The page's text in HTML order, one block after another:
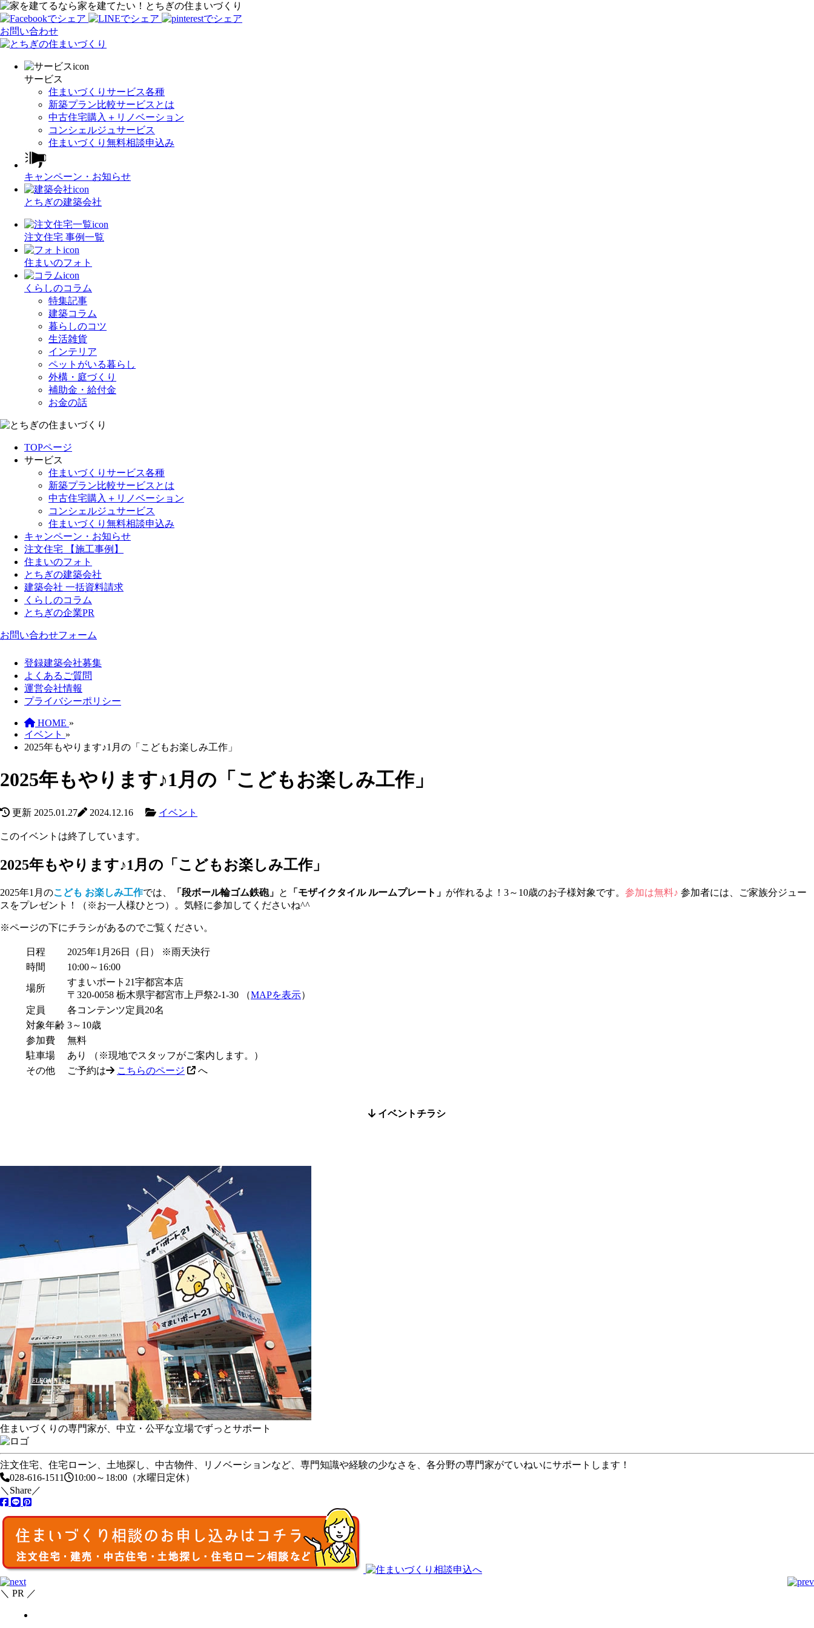
家を建てたい！とちぎの住まいづくり
お問い合わせ
サービス
住まいづくりサービス各種
新築プラン比較サービスとは
中古住宅購入＋リノベーション
コンシェルジュサービス
住まいづくり無料相談申込み
キャンペーン・お知らせ
とちぎの建築会社
注文住宅 事例一覧
住まいのフォト
くらしのコラム
特集記事
建築コラム
暮らしのコツ
生活雑貨
インテリア
ペットがいる暮らし
外構・庭づくり
補助金・給付金
お金の話
TOPページ
サービス
住まいづくりサービス各種
新築プラン比較サービスとは
中古住宅購入＋リノベーション
コンシェルジュサービス
住まいづくり無料相談申込み
キャンペーン・お知らせ
注文住宅 【施工事例】
住まいのフォト
とちぎの建築会社
建築会社 一括資料請求
くらしのコラム
とちぎの企業PR
お問い合わせフォーム
登録建築会社募集
よくあるご質問
運営会社情報
プライバシーポリシー
HOME »
イベント »
2025年もやります♪1月の「こどもお楽しみ工作」
2025年もやります♪1月の「こどもお楽しみ工作」
更新 2025.01.27 2024.12.16 イベント
このイベントは終了しています。
2025年もやります♪1月の「こどもお楽しみ工作」
2025年1月のこども お楽しみ工作では、 「段ボール輪ゴム鉄砲」 と 「モザイクタイル ルームプレート」 が作れるよ！3～10歳のお子様対象です。 参加は無料♪ 参加者には、ご家族分ジュー
スをプレゼント！（※お一人様ひとつ）。気軽に参加してくださいね^^
※ページの下にチラシがあるのでご覧ください。
日程
2025年1月26日（日） ※雨天決行
時間
10:00～16:00
場所
すまいポート21宇都宮本店
〒320-0058 栃木県宇都宮市上戸祭2-1-30 （MAPを表示）
定員
各コンテンツ定員20名
対象年齢 3～10歳
参加費
無料
駐車場
あり （※現地でスタッフがご案内します。）
その他
ご予約は こちらのページ へ
イベントチラシ
住まいづくりの専門家が、 中立・公平な立場でずっとサポート
注文住宅、住宅ローン、土地探し、中古物件、リノベーションなど、専門知識や経験の少なさを、各分野の専門家がていねいにサポートします！
028-616-1511
10:00～18:00（水曜日定休）
＼Share／
＼ PR ／